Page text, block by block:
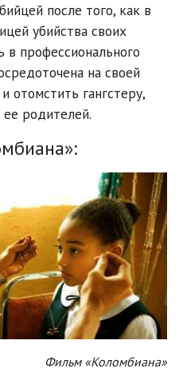
после того, как в
убийства своих
профессионального
на своей
отомстить гангстеру,
родителей.
Фильм «Коломбиана»